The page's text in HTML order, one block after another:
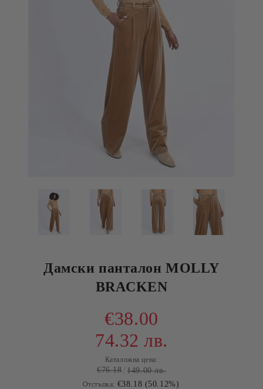
Дамски панталон MOLLY
BRACKEN
€38.00
74.32 лв.
Каталожна цена:
€76.18 149.00 лв.
Отстъпка: €38.18 (50.12%)